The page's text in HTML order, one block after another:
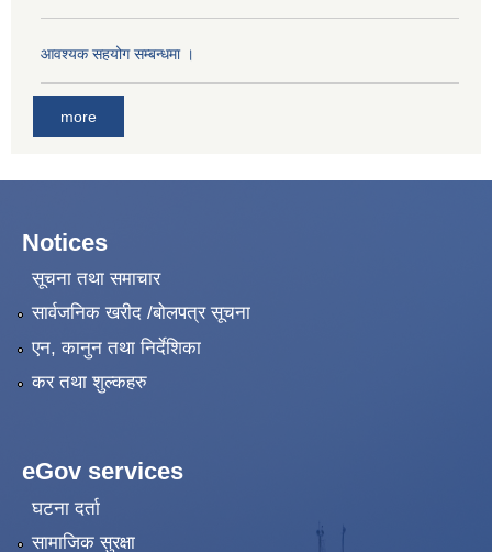
आवश्यक सहयोग सम्बन्धमा ।
more
Notices
सूचना तथा समाचार
सार्वजनिक खरीद /बोलपत्र सूचना
एन, कानुन तथा निर्देशिका
कर तथा शुल्कहरु
eGov services
घटना दर्ता
सामाजिक सुरक्षा